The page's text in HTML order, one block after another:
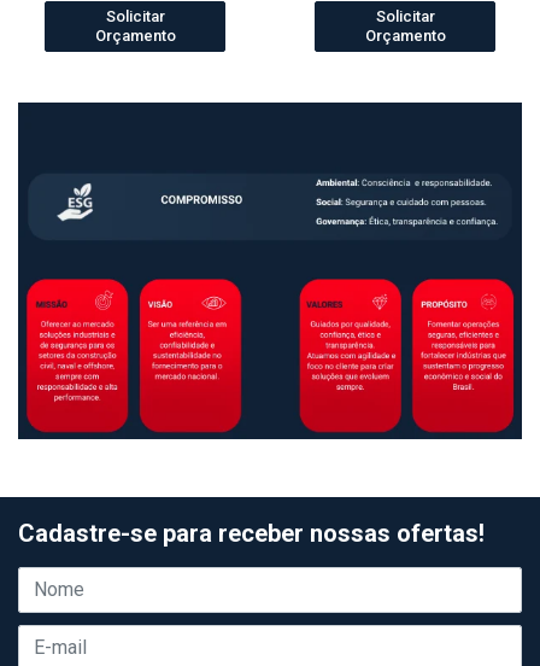
Solicitar
Orçamento
Solicitar
Orçamento
Cadastre-se para receber nossas ofertas!